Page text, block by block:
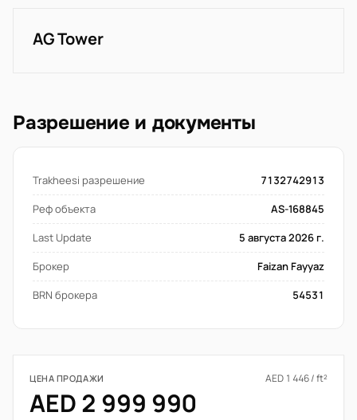
AG Tower
Разрешение и документы
Trakheesi разрешение
7132742913
Реф объекта
AS-168845
Last Update
5 августа 2026 г.
Брокер
Faizan Fayyaz
BRN брокера
54531
ЦЕНА ПРОДАЖИ AED 1 446 / ft²
AED 2 999 990